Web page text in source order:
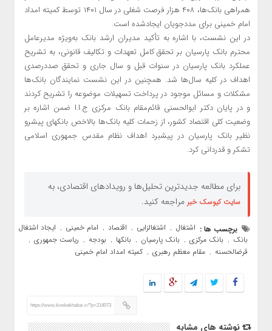
همراهی بانک‌ها، ۴۰۸ هزار فرصت شغلی در سال ۱۴۰۱ توسط کمیته امداد
امام خمینی برای مددجویان ایجادشده است.
در این نشست، با اشاره به تأکید مدیران ارشد بانک به‌ویژه مدیرعامل
محترم بانک پارسیان بر تحقق کامل تعهدات و تکالیف قانونی، به تشریح
عملکرد بانک پارسیان در سنوات قبل و سال جاری و تحقق صددرصدی
اهداف در کلیه سال‌ها شد. همچنین در این نشست نمایندگان بانک‌ها
مشکلات و مسائل موجود در پرداخت تسهیلات موضوعه را تشریح کردند
و در پایان دکتر ابوالحسنی قائم‌مقام بانک مرکزی ج.ا.ا ضمن اشاره بر
وضعیت کلی اقتصاد کشور، از زحمات کلیه بانک‌ها بالاخص بانکهای پیشرو
نظیر بانک پارسیان در پیشبرد اهداف نظام مقدس جمهوری اسلامی
تشکر و قدردانی کرد.
برای مطالعه جدیدترین تحلیل‌ها و رویدادهای اقتصادی، به
سایت کیوسک خبر مراجعه کنید.
برچسب ها : اشتغال , اشتغالزایی , اقتصاد , امام خمینی , ایجاد اشتغال
بانک , بانک مرکزی , بانک پارسیان , بانکها , بودجه , ریاست جمهوری ,
قرضالحسنه , مقام معظم رهبری , کمیته امداد امام خمینی
https://www.kioskekhabar.ir/?p=214073
نوشته های مشابه